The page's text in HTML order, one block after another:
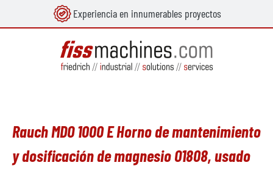
principal Experiencia en innumerables proyectos
Rauch MDO 1000 E Horno de mantenimiento
y dosificación de magnesio O1808, usado